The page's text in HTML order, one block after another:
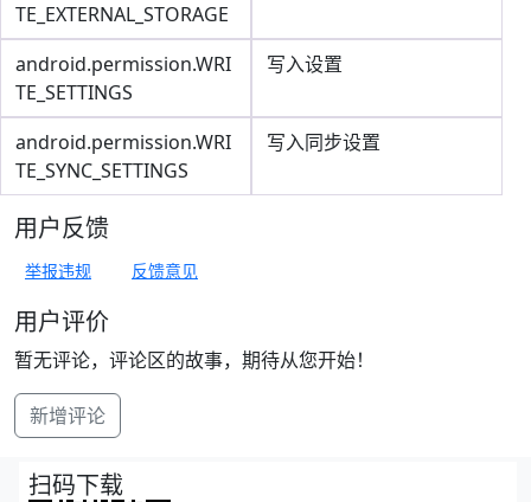
TE_EXTERNAL_STORAGE
android.permission.WRI
TE_SETTINGS
写入设置
android.permission.WRI
TE_SYNC_SETTINGS
写入同步设置
用户反馈
举报违规 反馈意见
用户评价
暂无评论，评论区的故事，期待从您开始！
新增评论
扫码下载